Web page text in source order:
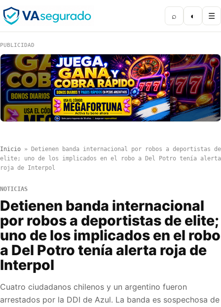
⌕ ◐ ☰
PUBLICIDAD
Inicio »
Detienen banda internacional por robos a deportistas de
elite; uno de los implicados en el robo a Del Potro tenía alerta
roja de Interpol
NOTICIAS
Detienen banda internacional
por robos a deportistas de elite;
uno de los implicados en el robo
a Del Potro tenía alerta roja de
Interpol
Cuatro ciudadanos chilenos y un argentino fueron
arrestados por la DDI de Azul. La banda es sospechosa de